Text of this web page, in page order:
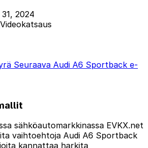
2024
Videokatsaus
Seuraava Audi A6 Sportback e-
sähköautomarkkinassa EVKX.net
vaihtoehtoja Audi A6 Sportback
kannattaa harkita